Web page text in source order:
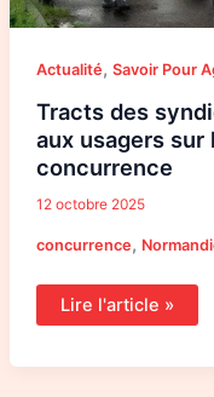
Actualité, Savoir Pour
Tracts des
aux usagers sur
concurrence
12 octobre 2025
concurrence,
Lire l'article »